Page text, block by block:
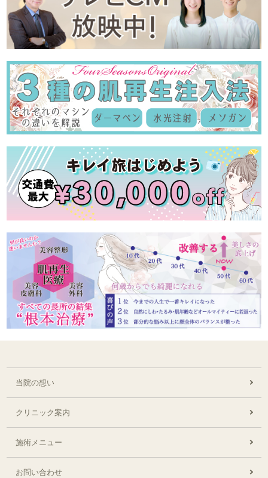
当院の想い
クリニック案内
施術メニュー
お問い合わせ